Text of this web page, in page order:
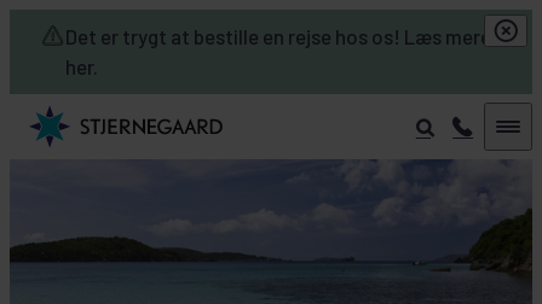
Det er trygt at bestille en rejse hos os! Læs mere
her.
Skip to main content